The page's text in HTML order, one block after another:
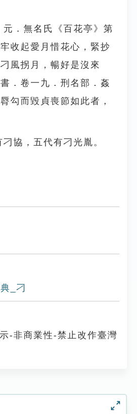
．無名氏《百花亭》第
收起愛月惜花心，緊抄
風拐月，暢好是沒來
．卷一九．刑名部．姦
勾而毀貞喪節如此者，
協，五代有刁光胤。
_刁
-非商業性-禁止改作臺灣